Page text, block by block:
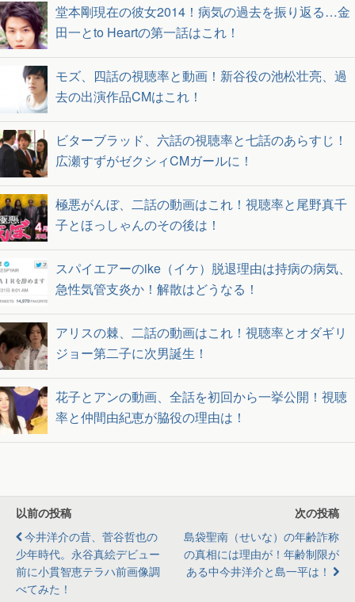
堂本剛現在の彼女2014！病気の過去を振り返る…金
田一とto Heartの第一話はこれ！
モズ、四話の視聴率と動画！新谷役の池松壮亮、過
去の出演作品CMはこれ！
ビターブラッド、六話の視聴率と七話のあらすじ！
広瀬すずがゼクシィCMガールに！
極悪がんぼ、二話の動画はこれ！視聴率と尾野真千
子とほっしゃんのその後は！
スパイエアーのike（イケ）脱退理由は持病の病気、
急性気管支炎か！解散はどうなる！
アリスの棘、二話の動画はこれ！視聴率とオダギリ
ジョー第二子に次男誕生！
花子とアンの動画、全話を初回から一挙公開！視聴
率と仲間由紀恵が脇役の理由は！
以前の投稿
今井洋介の昔、菅谷哲也の
少年時代。永谷真絵デビュー
前に小貫智恵テラハ前画像調
べてみた！
次の投稿
島袋聖南（せいな）の年齢詐称
の真相には理由が！年齢制限が
ある中今井洋介と島一平は！